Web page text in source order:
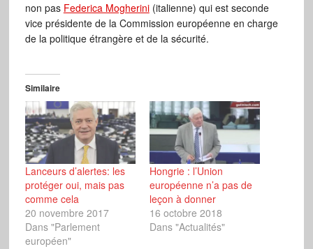
non pas Federica Mogherini(italienne) qui est seconde
vice présidente de la Commission européenne en charge
de la politique étrangère et de la sécurité.
Similaire
Lanceurs d’alertes: les
protéger oui, mais pas
comme cela
20 novembre 2017
Dans "Parlement
européen"
Hongrie : l’Union
européenne n’a pas de
leçon à donner
16 octobre 2018
Dans "Actualités"